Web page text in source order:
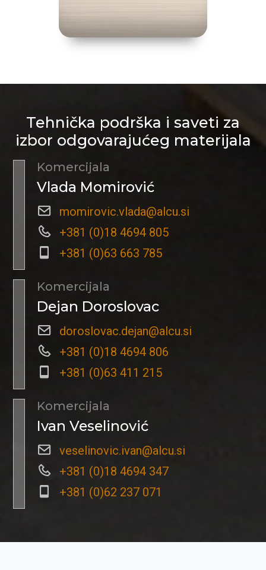
Tehnička podrška i saveti za
izbor odgovarajućeg materijala
Komercijala
Vlada Momirović
momirovic.vlada@alcu.si
+381 (0)18 4694 805
+381 (0)63 663 785
Komercijala
Dejan Doroslovac
doroslovac.dejan@alcu.si
+381 (0)18 4694 806
+381 (0)63 411 215
Komercijala
Ivan Veselinović
veselinovic.ivan@alcu.si
+381 (0)18 4694 347
+381 (0)62 237 071